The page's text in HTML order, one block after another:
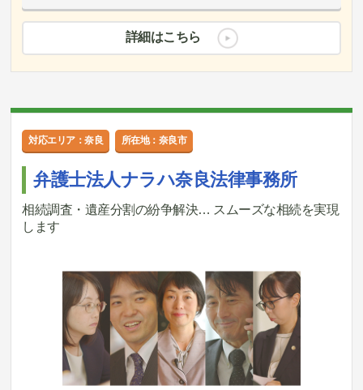
詳細はこちら
対応エリア：奈良 所在地：奈良市
弁護士法人ナラハ奈良法律事務所
相続調査・遺産分割の紛争解決… スムーズな相続を実現
します